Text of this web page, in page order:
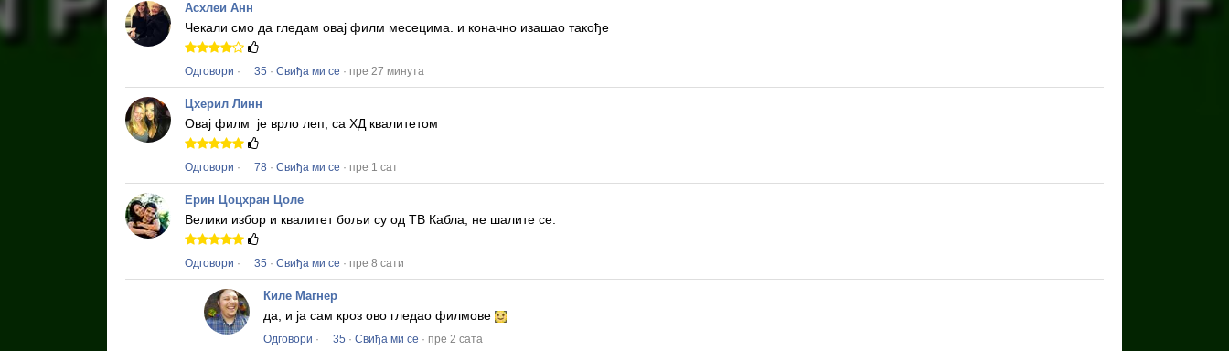
Асхлеи Анн
Чекали смо да гледам овај филм месецима. и коначно изашао такође
Одговори · 35 · Свиђа ми се · пре 27 минута
Цхерил Линн
Овај филм је врло леп, са ХД квалитетом
Одговори · 78 · Свиђа ми се · пре 1 сат
Ерин Цоцхран Цоле
Велики избор и квалитет бољи су од ТВ Кабла, не шалите се.
Одговори · 35 · Свиђа ми се · пре 8 сати
Киле Магнер
да, и ја сам кроз ово гледао филмове
Одговори · 35 · Свиђа ми се · пре 2 сата